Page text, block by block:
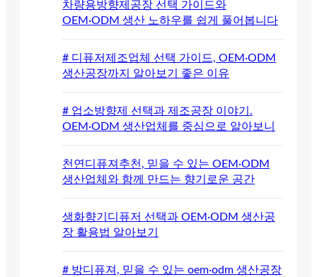
차량용방향제공장 선택 가이드와
OEM·ODM 생산 노하우를 쉽게 풀어봅니다
# 디퓨저제조업체 선택 가이드, OEM·ODM
생산공장까지 알아보기 좋은 이유
# 업소방향제 선택과 제조공장 이야기.
OEM·ODM 생산업체를 중심으로 알아보니
천연디퓨져추천, 믿을 수 있는 OEM·ODM
생산업체와 함께 만드는 향기로운 공간
생화향기디퓨저 선택과 OEM·ODM 생산공
장 활용법 알아보기
# 방디퓨져, 믿을 수 있는 oem·odm 생산공장